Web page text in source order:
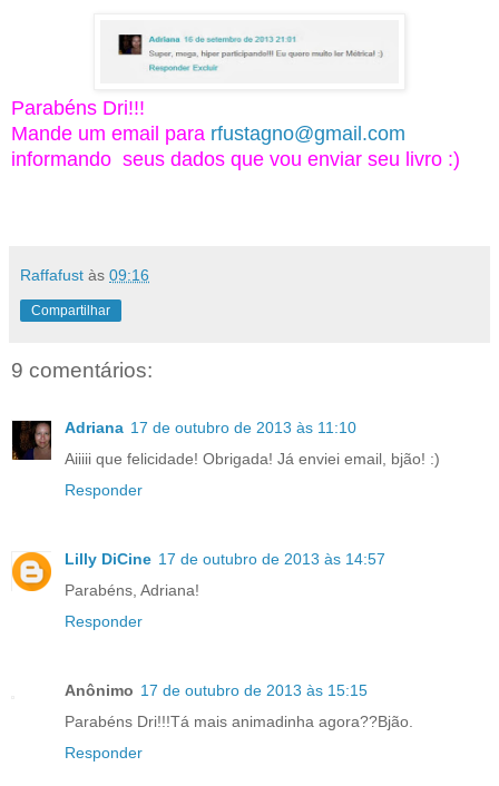
Parabéns Dri!!!
Mande um email para rfustagno@gmail.com
informando seus dados que vou enviar seu livro :)
Raffafust às 09:16
Compartilhar
9 comentários:
Adriana 17 de outubro de 2013 às 11:10
Aiiiii que felicidade! Obrigada! Já enviei email, bjão! :)
Responder
Lilly DiCine 17 de outubro de 2013 às 14:57
Parabéns, Adriana!
Responder
Anônimo 17 de outubro de 2013 às 15:15
Parabéns Dri!!!Tá mais animadinha agora??Bjão.
Responder